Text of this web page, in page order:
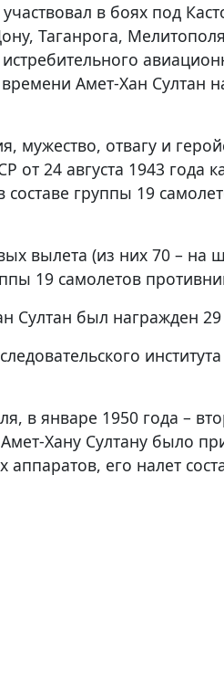
в боях под
Таганрога,
Амет-Хан Султан
отвагу и
от 24 августа 1943
группы 19
вылета (из них 70 –
19 самолетов
Султан был награжден
в январе 1950 года –
Хану Султану было
его налет